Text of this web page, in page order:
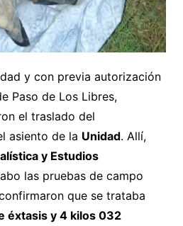
y con previa autorización
Paso de Los Libres,
el traslado del
asiento de la Unidad. Allí,
y Estudios
las pruebas de campo
que se trataba
éxtasis y 4 kilos 032